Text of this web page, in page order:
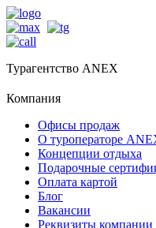
Турагентство ANEX
Компания
Офисы продаж
О туроператоре
Концепции отдыха
Подарочные
Оплата картой
Блог
Вакансии
Реквизиты компании